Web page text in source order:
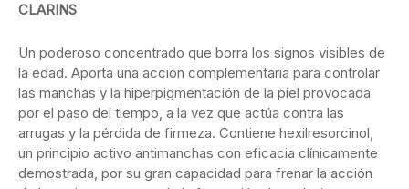
CLARINS
Un poderoso concentrado que borra los signos visibles de
la edad. Aporta una acción complementaria para controlar
las manchas y la hiperpigmentación de la piel provocada
por el paso del tiempo, a la vez que actúa contra las
arrugas y la pérdida de firmeza. Contiene hexilresorcinol,
un principio activo antimanchas con eficacia clínicamente
demostrada, por su gran capacidad para frenar la acción